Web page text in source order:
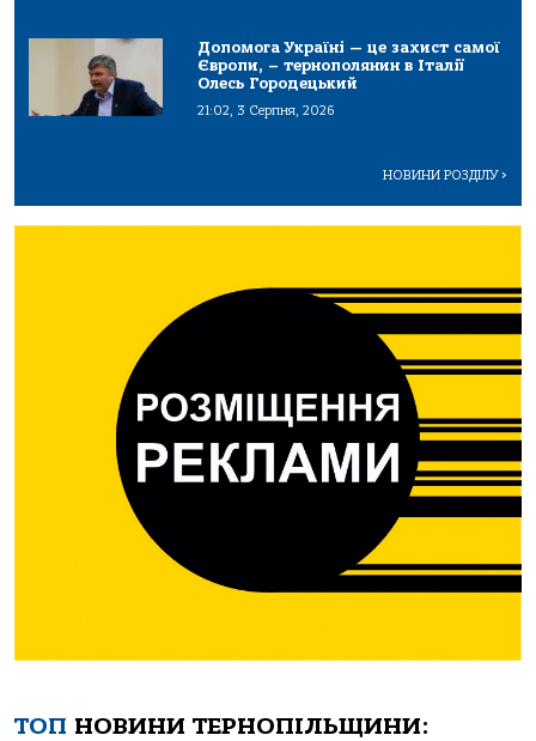
Допомога Україні — це захист самої
Європи, – тернополянин в Італії
Олесь Городецький
21:02, 3 Серпня, 2026
НОВИНИ РОЗДІЛУ>
ТОП НОВИНИ ТЕРНОПІЛЬЩИНИ: